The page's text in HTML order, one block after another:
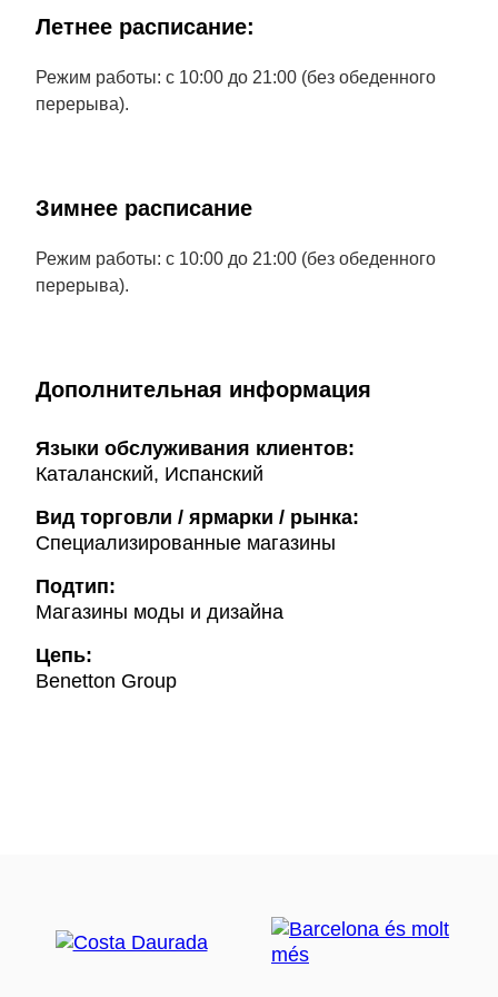
Летнее расписание:
Режим работы: с 10:00 до 21:00 (без обеденного
перерыва).
Зимнее расписание
Режим работы: с 10:00 до 21:00 (без обеденного
перерыва).
Дополнительная информация
Языки обслуживания клиентов:
Каталанский, Испанский
Вид торговли / ярмарки / рынка:
Специализированные магазины
Подтип:
Магазины моды и дизайна
Цепь:
Benetton Group